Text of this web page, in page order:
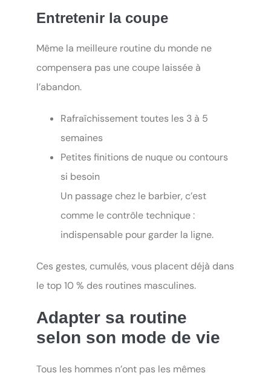
Entretenir la coupe
Même la meilleure routine du monde ne
compensera pas une coupe laissée à
l’abandon.
Rafraîchissement toutes les 3 à 5
semaines
Petites finitions de nuque ou contours
si besoin
Un passage chez le barbier, c’est
comme le contrôle technique :
indispensable pour garder la ligne.
Ces gestes, cumulés, vous placent déjà dans
le top 10 % des routines masculines.
Adapter sa routine
selon son mode de vie
Tous les hommes n’ont pas les mêmes